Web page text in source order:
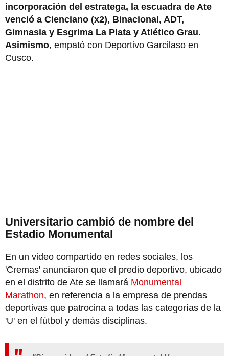
incorporación del estratega, la escuadra de Ate
venció a Cienciano (x2), Binacional, ADT,
Gimnasia y Esgrima La Plata y Atlético Grau.
Asimismo, empató con Deportivo Garcilaso en
Cusco.
Universitario cambió de nombre del
Estadio Monumental
En un video compartido en redes sociales, los
'Cremas' anunciaron que el predio deportivo, ubicado
en el distrito de Ate se llamará Monumental
Marathon, en referencia a la empresa de prendas
deportivas que patrocina a todas las categorías de la
'U' en el fútbol y demás disciplinas.